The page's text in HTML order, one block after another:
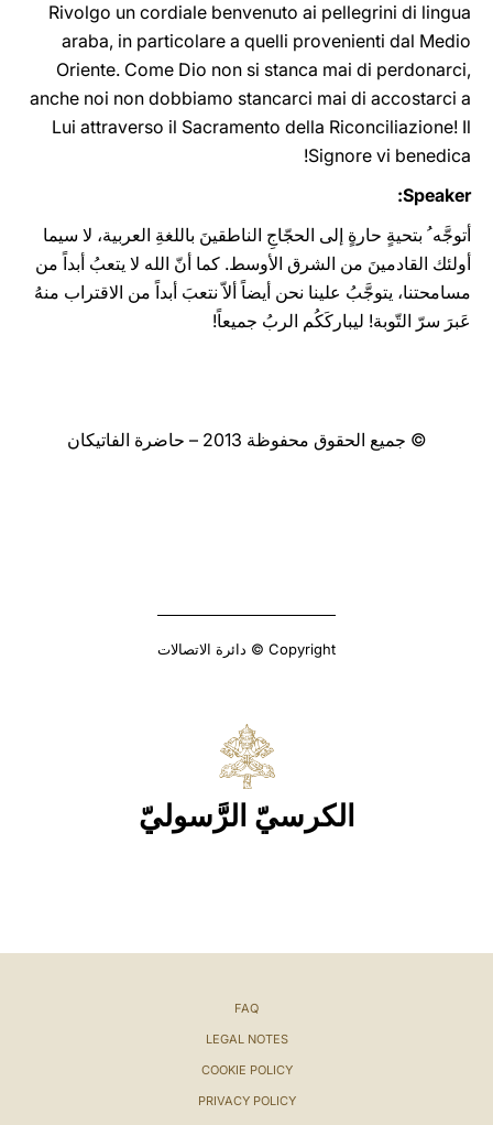
Rivolgo un cordiale benvenuto ai pellegrini di lingua
araba, in particolare a quelli provenienti dal Medio
Oriente. Come Dio non si stanca mai di perdonarci,
anche noi non dobbiamo stancarci mai di accostarci a
Lui attraverso il Sacramento della Riconciliazione! Il
Signore vi benedica!
Speaker:
أتوجَّه ُ بتحيةٍ حارةٍ إلى الحجّاجِ الناطقينَ باللغةِ العربية، لا سيما
أولئك القادمينَ من الشرق الأوسط. كما أنّ الله لا يتعبُ أبداً من
مسامحتنا، يتوجَّبُ علينا نحن أيضاً ألاّ نتعبَ أبداً من الاقتراب منهُ
عَبرَ سرّ التّوبة! ليباركَكُم الربُ جميعاً!
© جميع الحقوق محفوظة 2013 – حاضرة الفاتيكان
Copyright © دائرة الاتصالات
الكرسيّ الرَّسوليّ
FAQ
LEGAL NOTES
COOKIE POLICY
PRIVACY POLICY